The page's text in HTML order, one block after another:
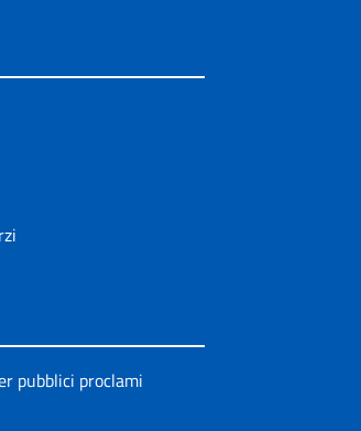
pubblici proclami